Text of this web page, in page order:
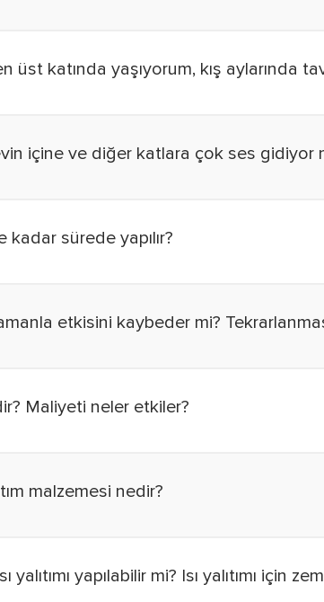
üst katında yaşıyorum, kış aylarında
içine ve diğer katlara çok ses gidiyor
kadar sürede yapılır?
zamanla etkisini kaybeder mi?
Maliyeti neler etkiler?
malzemesi nedir?
yalıtımı yapılabilir mi? Isı yalıtımı için